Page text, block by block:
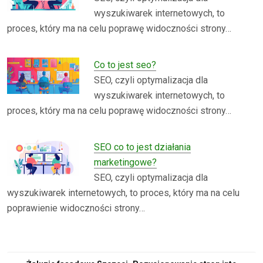
wyszukiwarek internetowych, to
proces, który ma na celu poprawę widoczności strony…
Co to jest seo?
SEO, czyli optymalizacja dla
wyszukiwarek internetowych, to
proces, który ma na celu poprawę widoczności strony…
SEO co to jest działania
marketingowe?
SEO, czyli optymalizacja dla
wyszukiwarek internetowych, to proces, który ma na celu
poprawienie widoczności strony…